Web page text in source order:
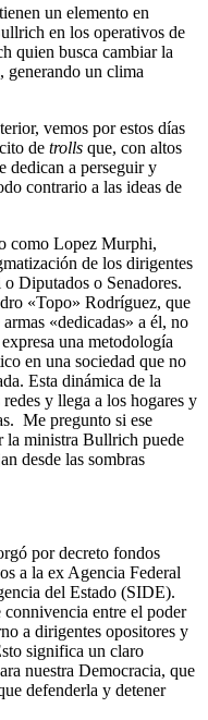
un elemento en
en los operativos de
quien busca cambiar la
generando un clima
vemos por estos días
de trolls que, con altos
dedican a perseguir y
contrario a las ideas de
como Lopez Murphi,
de los dirigentes
Diputados o Senadores.
«Topo» Rodríguez, que
«dedicadas» a él, no
una metodología
en una sociedad que no
Esta dinámica de la
y llega a los hogares y
Me pregunto si ese
la ministra Bullrich puede
desde las sombras
por decreto fondos
a la ex Agencia Federal
del Estado (SIDE).
connivencia entre el poder
a dirigentes opositores y
significa un claro
nuestra Democracia, que
defenderla y detener